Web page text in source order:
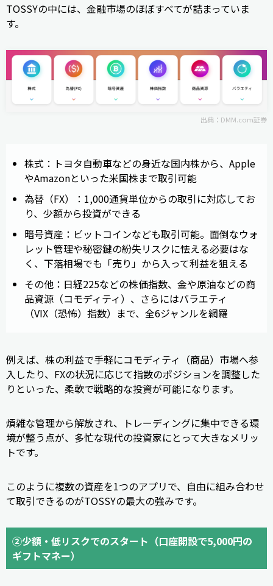
TOSSYの中には、金融市場のほぼすべてが詰まっていま
す。
出典： DMM.com証券
株式：トヨタ自動車などの身近な国内株から、Apple
やAmazonといった米国株まで取引可能
為替（FX）：1,000通貨単位からの取引に対応してお
り、少額から投資ができる
暗号資産：ビットコインなども取引可能。面倒なウォ
レット管理や秘密鍵の紛失リスクに怯える必要はな
く、下落相場でも「売り」から入って利益を狙える
その他：日経225などの株価指数、金や原油などの商
品資源（コモディティ）、さらにはバラエティ
（VIX（恐怖）指数）まで、全6ジャンルを網羅
例えば、株の利益で手軽にコモディティ（商品）市場へ参
入したり、FXの状況に応じて指数のポジションを調整した
りといった、柔軟で戦略的な投資が可能になります。
煩雑な管理から解放され、トレーディングに集中できる環
境が整う点が、多忙な現代の投資家にとって大きなメリッ
トです。
このように複数の資産を1つのアプリで、自由に組み合わせ
て取引できるのがTOSSYの最大の強みです。
②少額・低リスクでのスタート（口座開設で5,000円の
ギフトマネー）